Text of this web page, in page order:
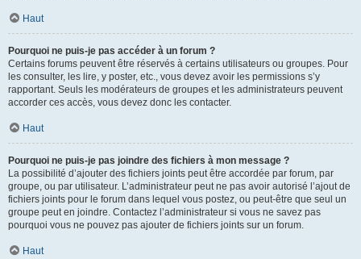
Haut
Pourquoi ne puis-je pas accéder à un forum ?
Certains forums peuvent être réservés à certains utilisateurs ou groupes. Pour
les consulter, les lire, y poster, etc., vous devez avoir les permissions s’y
rapportant. Seuls les modérateurs de groupes et les administrateurs peuvent
accorder ces accès, vous devez donc les contacter.
Haut
Pourquoi ne puis-je pas joindre des fichiers à mon message ?
La possibilité d’ajouter des fichiers joints peut être accordée par forum, par
groupe, ou par utilisateur. L’administrateur peut ne pas avoir autorisé l’ajout de
fichiers joints pour le forum dans lequel vous postez, ou peut-être que seul un
groupe peut en joindre. Contactez l’administrateur si vous ne savez pas
pourquoi vous ne pouvez pas ajouter de fichiers joints sur un forum.
Haut